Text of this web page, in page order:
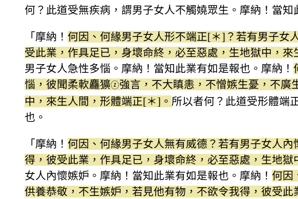
何？此道受無疾病，謂男子女人不觸嬈眾生。摩納！當知
「摩納！ 何因、何緣男子女人形不端正[＊]？若有男子女
受此業，作具足已，身壞命終，必至惡處，生地獄中，來
男子女人急性多惱。摩納！當知此業有如是報也。摩納！
惱，彼聞柔軟麤獷ⓩ強言，不大瞋恚，不憎嫉生憂，不廣
中，來生人間，形體端正[＊]。 所以者何？此道受形體端
也。
「摩納！ 何因、何緣男子女人無有威德？若有男子女人
得，彼受此業，作具足已，身壞命終，必至惡處，生地獄
女人內懷嫉妒。摩納！當知此業有如是報也。摩納！ 何因
供養恭敬，不生嫉妒，若見他有物，不欲令我得，彼受